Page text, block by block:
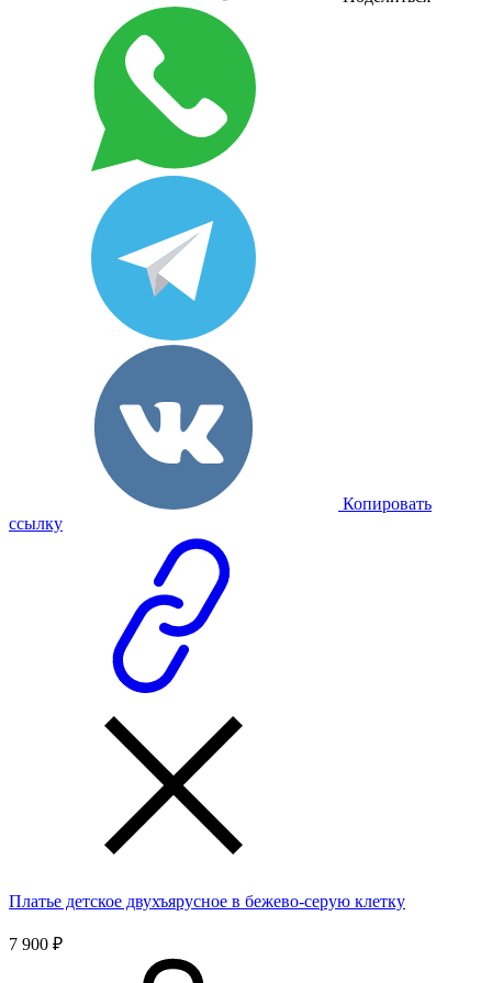
Копировать
ссылку
Платье детское двухъярусное в бежево-серую клетку
7 900 ₽